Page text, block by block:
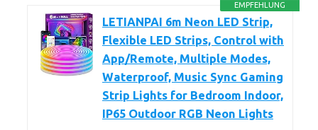
EMPFEHLUNG
LETIANPAI 6m Neon LED Strip,
Flexible LED Strips, Control with
App/Remote, Multiple Modes,
Waterproof, Music Sync Gaming
Strip Lights for Bedroom Indoor,
IP65 Outdoor RGB Neon Lights